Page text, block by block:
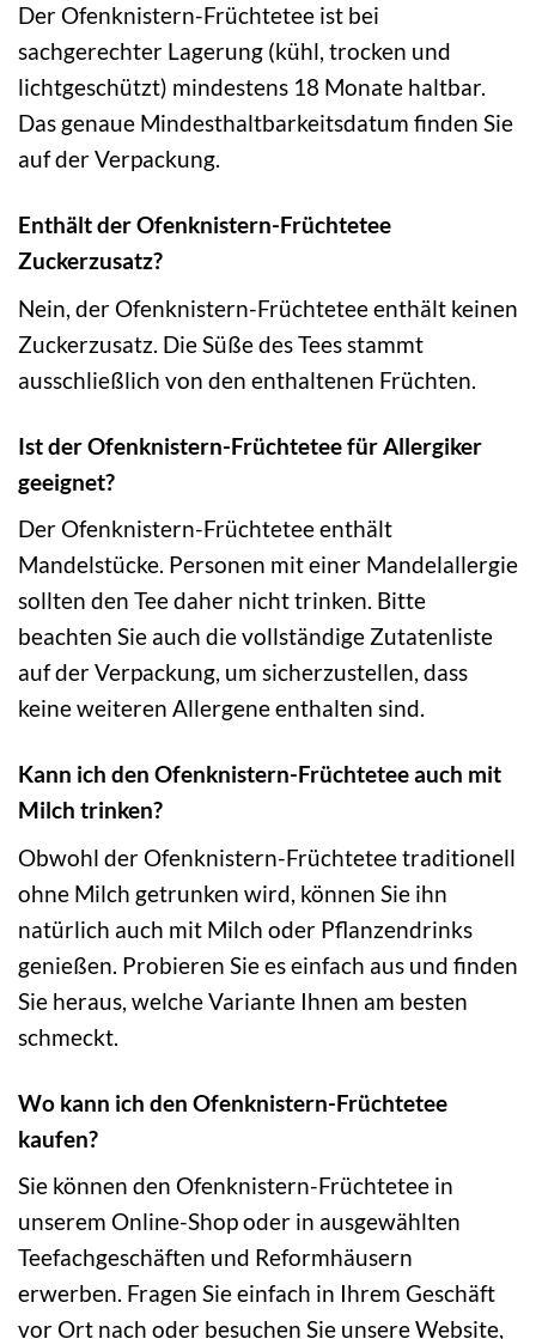
Der Ofenknistern-Früchtetee ist bei
sachgerechter Lagerung (kühl, trocken und
lichtgeschützt) mindestens 18 Monate haltbar.
Das genaue Mindesthaltbarkeitsdatum finden Sie
auf der Verpackung.
Enthält der Ofenknistern-Früchtetee
Zuckerzusatz?
Nein, der Ofenknistern-Früchtetee enthält keinen
Zuckerzusatz. Die Süße des Tees stammt
ausschließlich von den enthaltenen Früchten.
Ist der Ofenknistern-Früchtetee für Allergiker
geeignet?
Der Ofenknistern-Früchtetee enthält
Mandelstücke. Personen mit einer Mandelallergie
sollten den Tee daher nicht trinken. Bitte
beachten Sie auch die vollständige Zutatenliste
auf der Verpackung, um sicherzustellen, dass
keine weiteren Allergene enthalten sind.
Kann ich den Ofenknistern-Früchtetee auch mit
Milch trinken?
Obwohl der Ofenknistern-Früchtetee traditionell
ohne Milch getrunken wird, können Sie ihn
natürlich auch mit Milch oder Pflanzendrinks
genießen. Probieren Sie es einfach aus und finden
Sie heraus, welche Variante Ihnen am besten
schmeckt.
Wo kann ich den Ofenknistern-Früchtetee
kaufen?
Sie können den Ofenknistern-Früchtetee in
unserem Online-Shop oder in ausgewählten
Teefachgeschäften und Reformhäusern
erwerben. Fragen Sie einfach in Ihrem Geschäft
vor Ort nach oder besuchen Sie unsere Website,